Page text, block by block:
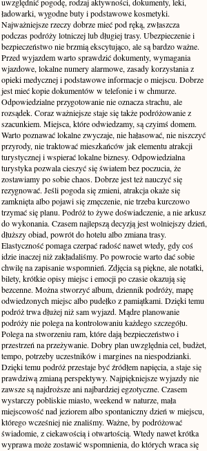
ładowarki, wygodne buty i podstawowe kosmetyki.
Najważniejsze rzeczy dobrze mieć pod ręką, zwłaszcza
podczas podróży lotniczej lub długiej trasy. Ubezpieczenie i
bezpieczeństwo nie brzmią ekscytująco, ale są bardzo ważne.
Przed wyjazdem warto sprawdzić dokumenty, wymagania
wjazdowe, lokalne numery alarmowe, zasady korzystania z
opieki medycznej i podstawowe informacje o miejscu. Dobrze
jest mieć kopie dokumentów w telefonie i w chmurze.
Odpowiedzialne przygotowanie nie oznacza strachu, ale
rozsądek. Coraz ważniejsze staje się także podróżowanie z
szacunkiem. Miejsca, które odwiedzamy, są czyimś domem.
Warto poznawać lokalne zwyczaje, nie hałasować, nie niszczyć
przyrody, nie traktować mieszkańców jak elementu atrakcji
turystycznej i wspierać lokalne biznesy. Odpowiedzialna
turystyka pozwala cieszyć się światem bez poczucia, że
zostawiamy po sobie chaos. Dobrze jest też nauczyć się
rezygnować. Jeśli pogoda się zmieni, atrakcja okaże się
zamknięta albo pojawi się zmęczenie, nie trzeba kurczowo
trzymać się planu. Podróż to żywe doświadczenie, a nie arkusz
do wykonania. Czasem najlepszą decyzją jest wolniejszy dzień,
dłuższy obiad, powrót do hotelu albo zmiana trasy.
Elastyczność pomaga czerpać radość nawet wtedy, gdy coś
idzie inaczej niż zakładaliśmy. Po powrocie warto dać sobie
chwilę na zapisanie wspomnień. Zdjęcia są piękne, ale notatki,
bilety, krótkie opisy miejsc i emocji po czasie okazują się
bezcenne. Można stworzyć album, dziennik podróży, mapę
odwiedzonych miejsc albo pudełko z pamiątkami. Dzięki temu
podróż trwa dłużej niż sam wyjazd. Mądre planowanie
podróży nie polega na kontrolowaniu każdego szczegółu.
Polega na stworzeniu ram, które dają bezpieczeństwo i
przestrzeń na przeżywanie. Dobry plan uwzględnia cel, budżet,
tempo, potrzeby uczestników i margines na niespodzianki.
Dzięki temu podróż przestaje być źródłem napięcia, a staje się
prawdziwą zmianą perspektywy. Najpiękniejsze wyjazdy nie
zawsze są najdroższe ani najbardziej egzotyczne. Czasem
wystarczy pobliskie miasto, weekend w naturze, mała
miejscowość nad jeziorem albo spontaniczny dzień w miejscu,
którego wcześniej nie znaliśmy. Ważne, by podróżować
świadomie, z ciekawością i otwartością. Wtedy nawet krótka
wyprawa może zostawić wspomnienia, do których wraca się